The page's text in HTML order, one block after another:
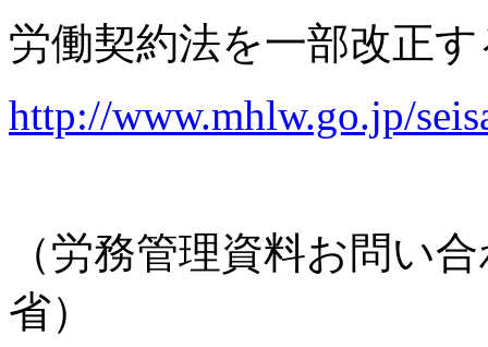
労働契約法を一部改正
http://www.mhlw.go.jp/
（労務管理資料お問い
省）